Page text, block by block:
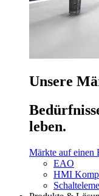
Unsere
leben.
Märkte auf einen
EAO
HMI